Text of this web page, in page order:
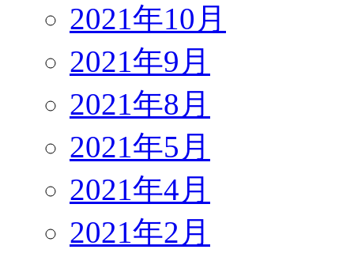
2021年10月
2021年9月
2021年8月
2021年5月
2021年4月
2021年2月